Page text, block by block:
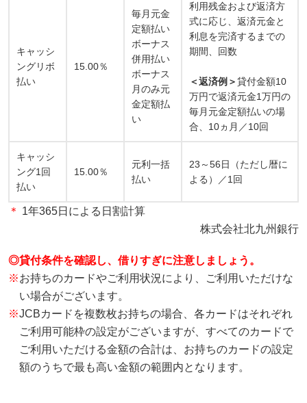
キャッシ
ングリボ
払い
15.00％
毎月元金
定額払い
ボーナス
併用払い
ボーナス
月のみ元
金定額払
い
利用残金および返済方
式に応じ、返済元金と
利息を完済するまでの
期間、回数
＜返済例＞貸付金額10
万円で返済元金1万円の
毎月元金定額払いの場
合、10ヵ月／10回
キャッシ
ング1回
払い
15.00％
元利一括
払い
23～56日（ただし暦に
よる）／1回
＊ 1年365日による日割計算
株式会社北九州銀行
◎貸付条件を確認し、借りすぎに注意しましょう。
※お持ちのカードやご利用状況により、ご利用いただけな
い場合がございます。
※JCBカードを複数枚お持ちの場合、各カードはそれぞれ
ご利用可能枠の設定がございますが、すべてのカードで
ご利用いただける金額の合計は、お持ちのカードの設定
額のうちで最も高い金額の範囲内となります。